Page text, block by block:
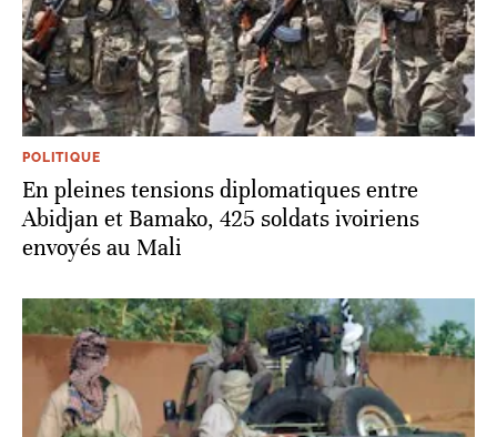
POLITIQUE
En pleines tensions diplomatiques entre
Abidjan et Bamako, 425 soldats ivoiriens
envoyés au Mali